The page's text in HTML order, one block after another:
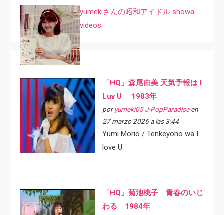
yumekiさんの昭和アイドル showa
videos
「HQ」森尾由美 天気予報は I
Luv U 1983年
por yumeki05 J-PopParadiseen
27 marzo 2026 a las 3:44
Yumi Morio / Tenkeyoho wa I
love U
「HQ」菊池桃子 青春のいじ
わる 1984年